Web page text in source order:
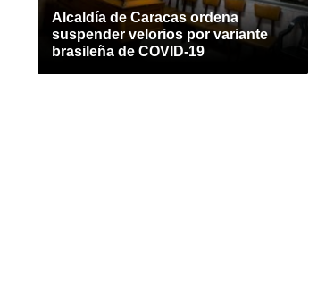
Alcaldía de Caracas ordena
suspender velorios por variante
brasileña de COVID-19